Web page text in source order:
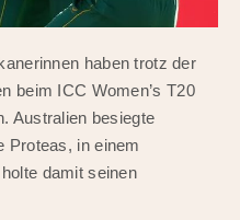
haben trotz der
beim ICC Women’s T20
Australien besiegte
Proteas, in einem
damit seinen